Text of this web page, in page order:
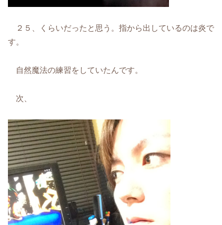
２５、くらいだったと思う。指から出しているのは炎で
す。
自然魔法の練習をしていたんです。
次、